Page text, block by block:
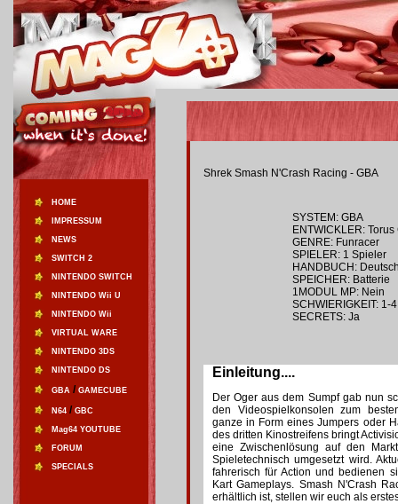
HOME
IMPRESSUM
NEWS
SWITCH 2
NINTENDO SWITCH
NINTENDO Wii U
NINTENDO Wii
VIRTUAL WARE
NINTENDO 3DS
NINTENDO DS
GBA / GAMECUBE
N64 / GBC
Mag64 YOUTUBE
FORUM
SPECIALS
Shrek Smash N'Crash Racing - GBA
SYSTEM: GBA
ENTWICKLER: Torus
GENRE: Funracer
SPIELER: 1 Spieler
HANDBUCH:
SPEICHER: Batterie
1MODUL MP: Nein
SCHWIERIGKEIT: 1-4
SECRETS: Ja
Einleitung....
Der Oger aus dem Sumpf gab nun
den Videospielkonsolen zum
ganze in Form eines Jumpers oder
des dritten Kinostreifens bringt
eine Zwischenlösung auf den
Spieletechnisch umgesetzt wird.
fahrerisch für Action und bedienen
Kart Gameplays. Smash N'Crash
erhältlich ist, stellen wir euch als